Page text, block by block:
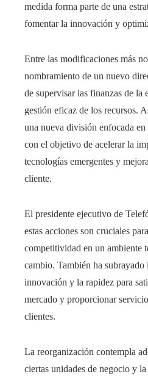
medida forma parte de una
fomentar la innovación y
Entre las modificaciones más
nombramiento de un nuevo
de supervisar las finanzas de la
gestión eficaz de los recursos.
una nueva división enfocada
con el objetivo de acelerar la
tecnologías emergentes y
cliente.
El presidente ejecutivo de
estas acciones son cruciales
competitividad en un ambiente
cambio. También ha subrayado
innovación y la rapidez para
mercado y proporcionar
clientes.
La reorganización contempla
ciertas unidades de negocio y